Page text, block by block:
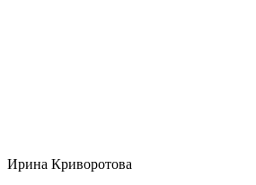
Ирина Криворотова